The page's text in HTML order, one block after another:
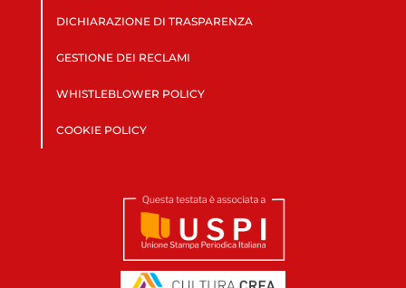
DICHIARAZIONE DI TRASPARENZA
GESTIONE DEI RECLAMI
WHISTLEBLOWER POLICY
COOKIE POLICY